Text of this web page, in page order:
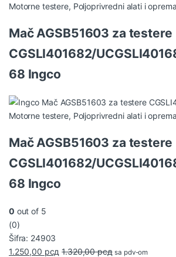
Motorne testere, Poljoprivredni alati i oprema
Mač AGSB51603 za testere
CGSLI401682/
68 Ingco
Motorne testere, Poljoprivredni alati i oprema
Mač AGSB51603 za testere
CGSLI401682/
68 Ingco
0 out of 5
(0)
Šifra: 24903
1.250,00 рсд 1.320,00рсд sa pdv-om